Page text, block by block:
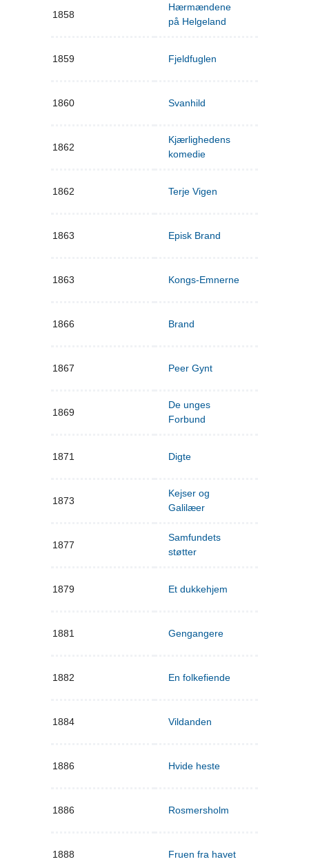
1858
Hærmændene
på Helgeland
1859 Fjeldfuglen
1860 Svanhild
1862
Kjærlighedens
komedie
1862 Terje Vigen
1863 Episk Brand
1863 Kongs-Emnerne
1866 Brand
1867 Peer Gynt
1869
De unges
Forbund
1871 Digte
1873
Kejser og
Galilæer
1877
Samfundets
støtter
1879 Et dukkehjem
1881 Gengangere
1882 En folkefiende
1884 Vildanden
1886 Hvide heste
1886 Rosmersholm
1888 Fruen fra havet